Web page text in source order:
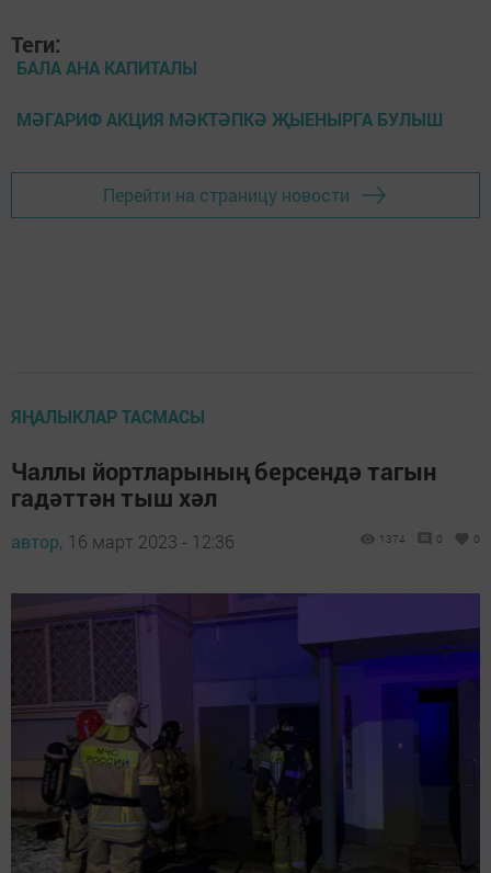
Теги:
БАЛА АНА КАПИТАЛЫ
МӘГАРИФ АКЦИЯ МӘКТӘПКӘ ҖЫЕНЫРГА БУЛЫШ
Перейти на страницу новости
ЯҢАЛЫКЛАР ТАСМАСЫ
Чаллы йортларының берсендә тагын
гадәттән тыш хәл
автор, 16 март 2023 - 12:36 1374 0 0